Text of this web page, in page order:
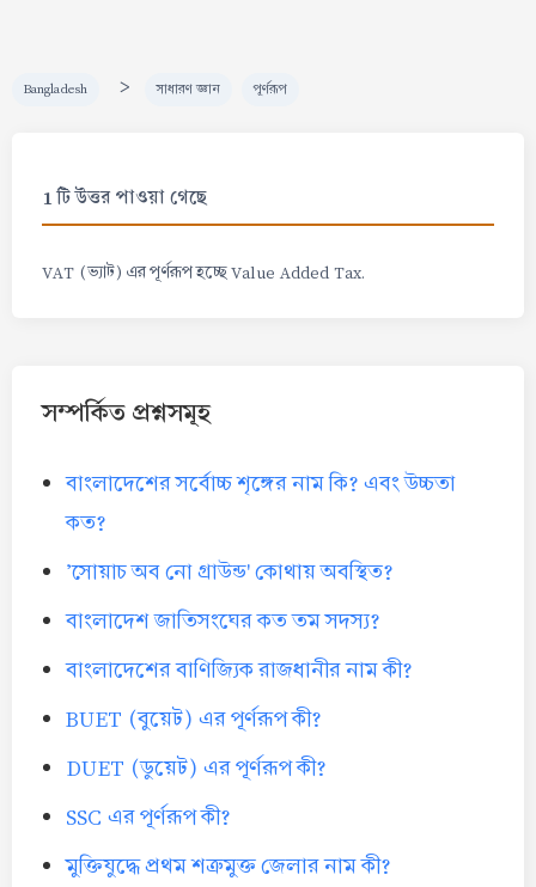
Bangladesh > সাধারণ জ্ঞান পূর্ণরূপ
1 টি উত্তর পাওয়া গেছে
VAT (ভ্যাট) এর পূর্ণরূপ হচ্ছে Value Added Tax.
সম্পর্কিত প্রশ্নসমূহ
বাংলাদেশের সর্বোচ্চ শৃঙ্গের নাম কি? এবং উচ্চতা
কত?
'সোয়াচ অব নো গ্রাউন্ড' কোথায় অবস্থিত?
বাংলাদেশ জাতিসংঘের কত তম সদস্য?
বাংলাদেশের বাণিজ্যিক রাজধানীর নাম কী?
BUET (বুয়েট) এর পূর্ণরূপ কী?
DUET (ডুয়েট) এর পূর্ণরূপ কী?
SSC এর পূর্ণরূপ কী?
মুক্তিযুদ্ধে প্রথম শত্রুমুক্ত জেলার নাম কী?